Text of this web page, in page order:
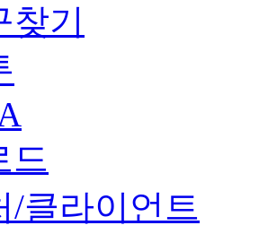
찾기
드
/클라이언트